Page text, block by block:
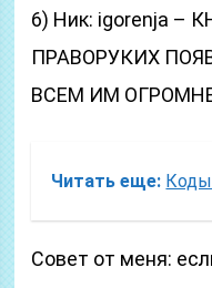
6) Ник: igorenja –
ПРАВОРУКИХ
ВСЕМ ИМ
Читать еще: Коды
Совет от меня: